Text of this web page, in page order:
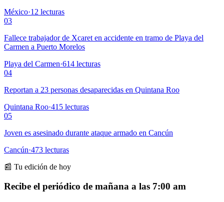
México·12 lecturas
03
Fallece trabajador de Xcaret en accidente en tramo de Playa del
Carmen a Puerto Morelos
Playa del Carmen·614 lecturas
04
Reportan a 23 personas desaparecidas en Quintana Roo
Quintana Roo·415 lecturas
05
Joven es asesinado durante ataque armado en Cancún
Cancún·473 lecturas
📰 Tu edición de hoy
Recibe el periódico de mañana a las 7:00 am